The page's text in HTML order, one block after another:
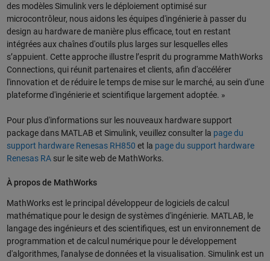
des modèles Simulink vers le déploiement optimisé sur
microcontrôleur, nous aidons les équipes d'ingénierie à passer du
design au hardware de manière plus efficace, tout en restant
intégrées aux chaînes d'outils plus larges sur lesquelles elles
s’appuient. Cette approche illustre l’esprit du programme MathWorks
Connections, qui réunit partenaires et clients, afin d'accélérer
l'innovation et de réduire le temps de mise sur le marché, au sein d'une
plateforme d'ingénierie et scientifique largement adoptée. »
Pour plus d'informations sur les nouveaux hardware support
package dans MATLAB et Simulink, veuillez consulter la page du
support hardware Renesas RH850 et la page du support hardware
Renesas RAsur le site web de MathWorks.
À propos de MathWorks
MathWorks est le principal développeur de logiciels de calcul
mathématique pour le design de systèmes d'ingénierie. MATLAB, le
langage des ingénieurs et des scientifiques, est un environnement de
programmation et de calcul numérique pour le développement
d'algorithmes, l'analyse de données et la visualisation. Simulink est un